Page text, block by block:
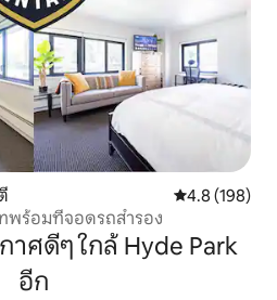
คะแนนเฉลี่ย
4.8 (198)
พร้อมที่จอดรถสำรอง
ศดีๆ ใกล้ Hyde Park
อีก